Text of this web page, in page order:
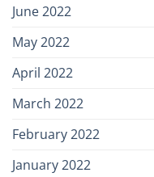
June 2022
May 2022
April 2022
March 2022
February 2022
January 2022